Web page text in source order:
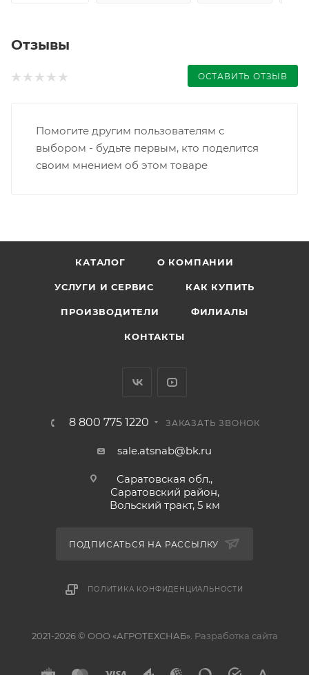
Отзывы
ОСТАВИТЬ ОТЗЫВ
Помогите другим пользователям с
выбором - будьте первым, кто поделится
своим мнением об этом товаре
КАТАЛОГ О КОМПАНИИ
УСЛУГИ И СЕРВИС КАК КУПИТЬ
ПРОИЗВОДИТЕЛИ ФИЛИАЛЫ
КОНТАКТЫ
8 800 775 1220 ЗАКАЗАТЬ ЗВОНОК
sale.atsnab@bk.ru
Саратовская обл.,
Саратовский район,
Вольский тракт, 5 км
ПОДПИСАТЬСЯ НА РАССЫЛКУ
ПОЛИТИКА КОНФИДЕНЦИАЛЬНОСТИ
2021-2026 © ООО «АГРОТЕХСНАБ». Разработка сайта